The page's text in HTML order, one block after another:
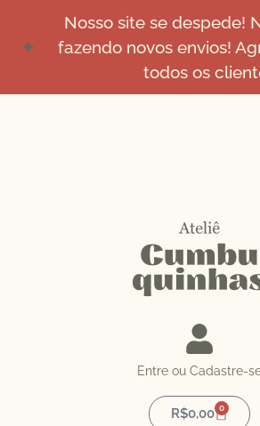
Nosso site se despede!
fazendo novos envios!
todos os
Entre ou Cadastre-
R$0,00 0